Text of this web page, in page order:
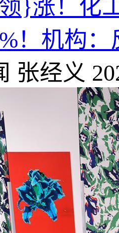
}涨！化
！机构
张经义